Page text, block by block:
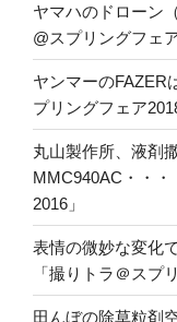
ヤマハのドローン
@スプリングフェ
ヤンマーのFAZER
プリングフェア
丸山製作所、液剤
MMC940AC・・
2016」
表情の微妙な変化
「撮りトラ＠スプ
田んぼの除草粒剤